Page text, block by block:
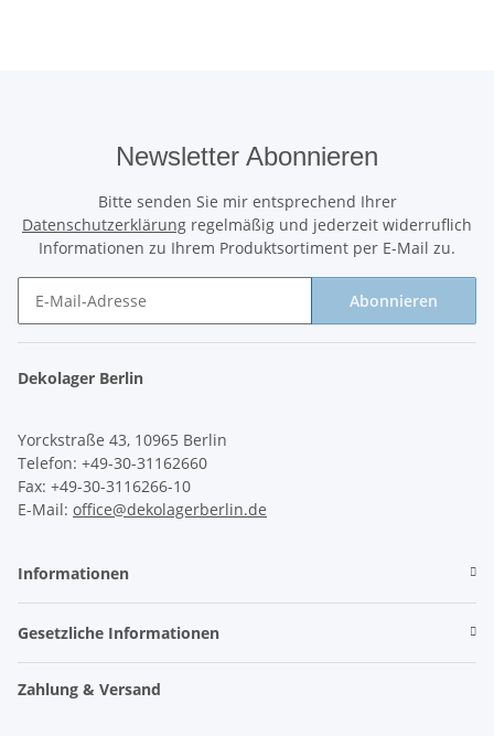
Newsletter Abonnieren
Bitte senden Sie mir entsprechend Ihrer
Datenschutzerklärung regelmäßig und jederzeit widerruflich
Informationen zu Ihrem Produktsortiment per E-Mail zu.
Abonnieren
Dekolager Berlin
Yorckstraße 43, 10965 Berlin
Telefon: +49-30-31162660
Fax: +49-30-3116266-10
E-Mail: office@dekolagerberlin.de
Informationen
Gesetzliche Informationen
Zahlung & Versand